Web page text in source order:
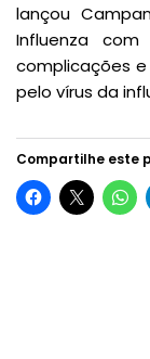
lançou
Influenza
complicações
pelo vírus da
Compartilhe este